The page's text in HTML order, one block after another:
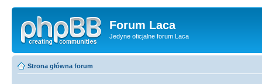
Forum Laca
Jedyne oficjalne forum Laca
Strona główna forum